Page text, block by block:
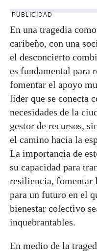
PUBLICIDAD
En una tragedia
caribeño, con una
el desconcierto
es fundamental para
fomentar el apoyo
líder que se conecta
necesidades de la
gestor de recursos,
el camino hacia la
La importancia de
su capacidad para
resiliencia, fomentar
para un futuro en el
bienestar colectivo
inquebrantables.
En medio de la